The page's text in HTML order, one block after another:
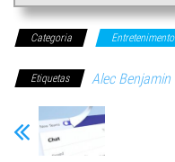
Categoria Entretenimento
Etiquetas Alec Benjamin